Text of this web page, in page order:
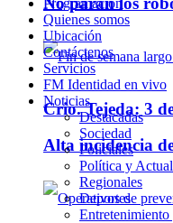
Crio. Tejeda: 3
Alta incidencia
Quienes somos
Ubicación
Contáctenos
Servicios
FM Identidad en vivo
Noticias
Destacadas
Sociedad
Policiales
Política y
Regionales
Deportes